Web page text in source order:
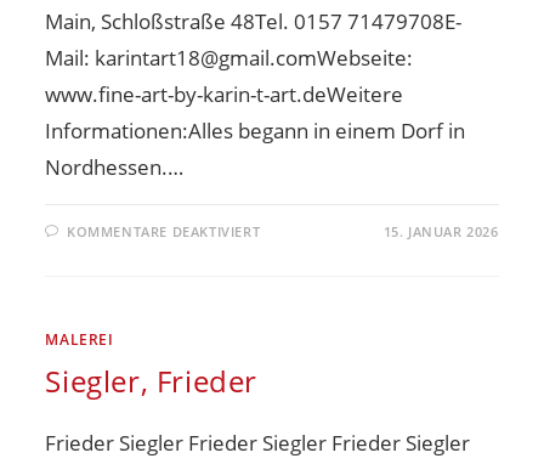
Main, Schloßstraße 48Tel. 0157 71479708E-
Mail: karintart18@gmail.comWebseite:
www.fine-art-by-karin-t-art.deWeitere
Informationen:Alles begann in einem Dorf in
Nordhessen.…
KOMMENTARE DEAKTIVIERT 15. JANUAR 2026
MALEREI
Siegler, Frieder
Frieder Siegler Frieder Siegler Frieder Siegler